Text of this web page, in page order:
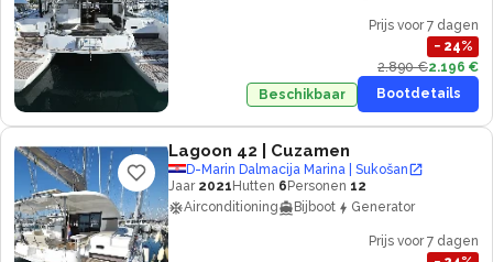
Prijs voor 7 dagen
− 24%
2.890 €2.196 €
Beschikbaar
Bootdetails
Lagoon 42 | Cuzamen
D-Marin Dalmacija Marina | Sukošan
Jaar 2021 Hutten 6 Personen 12
Airconditioning
Bijboot Generator
Prijs voor 7 dagen